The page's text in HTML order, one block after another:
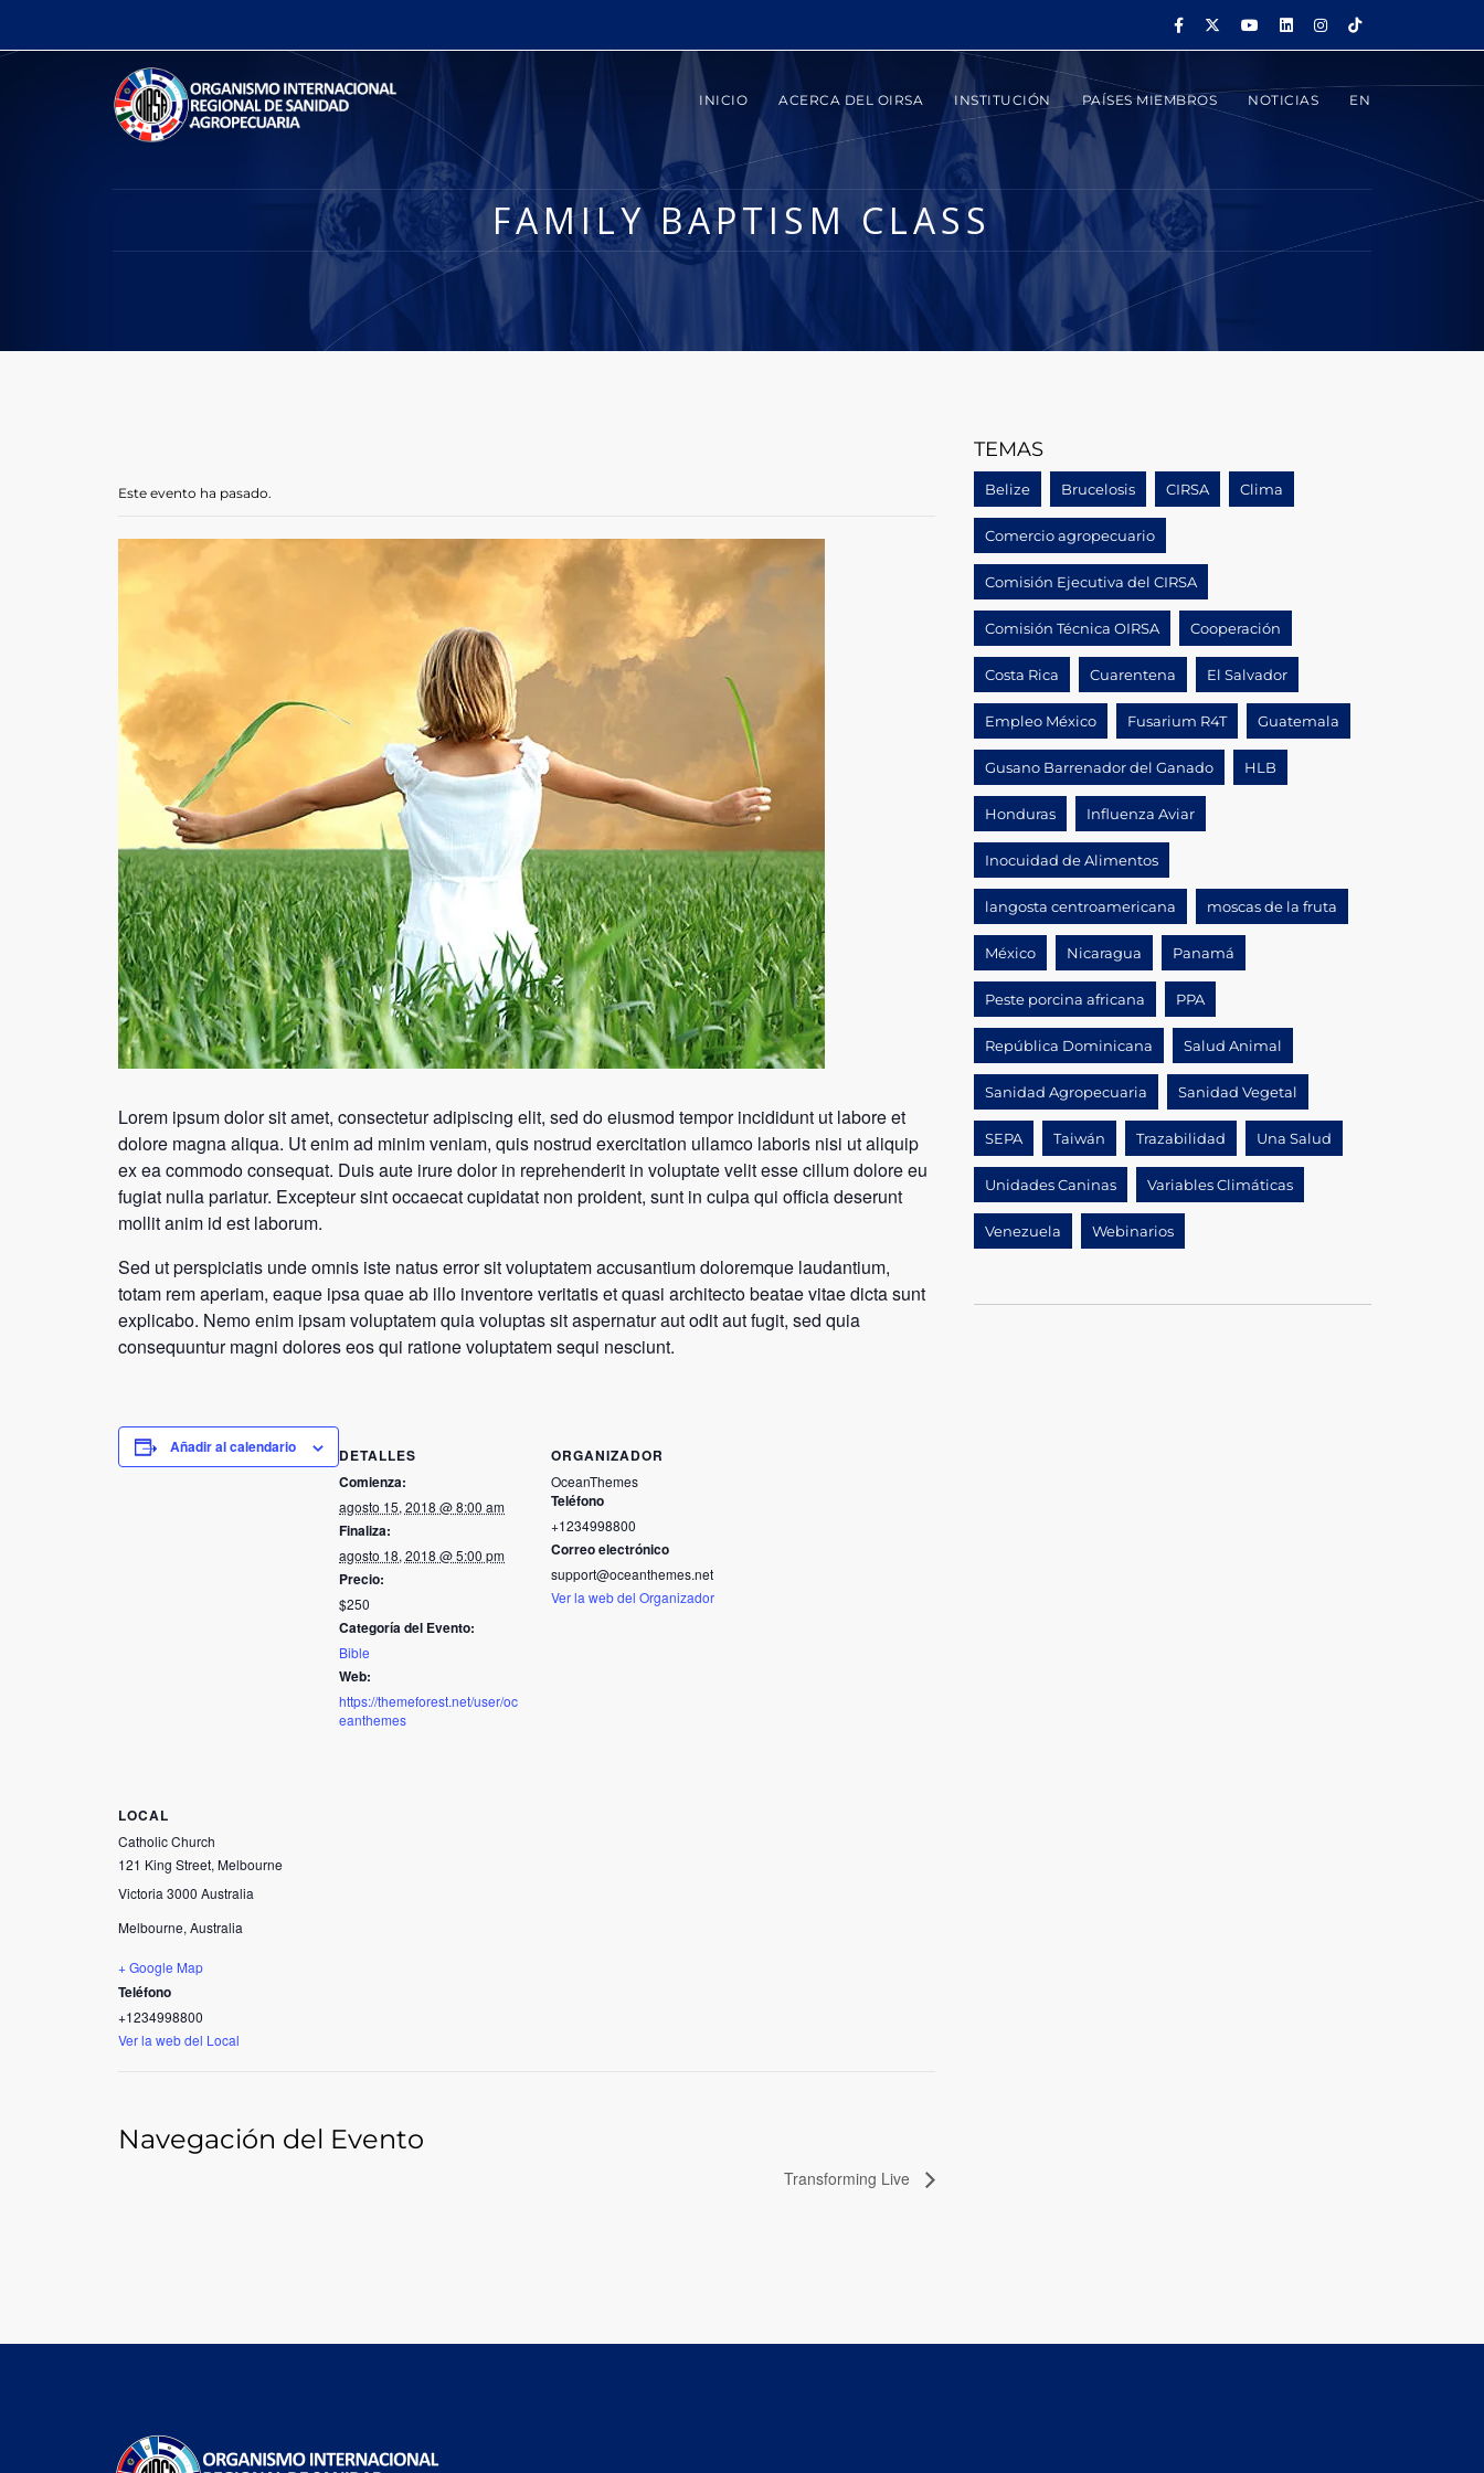
INICIO ACERCA DEL OIRSA INSTITUCIÓN PAÍSES MIEMBROS NOTICIAS EN
FAMILY BAPTISM CLASS
Este evento ha pasado.
Lorem ipsum dolor sit amet, consectetur adipiscing elit, sed do eiusmod tempor incididunt ut labore et
dolore magna aliqua. Ut enim ad minim veniam, quis nostrud exercitation ullamco laboris nisi ut aliquip
ex ea commodo consequat. Duis aute irure dolor in reprehenderit in voluptate velit esse cillum dolore eu
fugiat nulla pariatur. Excepteur sint occaecat cupidatat non proident, sunt in culpa qui officia deserunt
mollit anim id est laborum.
Sed ut perspiciatis unde omnis iste natus error sit voluptatem accusantium doloremque laudantium,
totam rem aperiam, eaque ipsa quae ab illo inventore veritatis et quasi architecto beatae vitae dicta sunt
explicabo. Nemo enim ipsam voluptatem quia voluptas sit aspernatur aut odit aut fugit, sed quia
consequuntur magni dolores eos qui ratione voluptatem sequi nesciunt.
Añadir al calendario
DETALLES
Comienza:
agosto 15, 2018 @ 8:00 am
Finaliza:
agosto 18, 2018 @ 5:00 pm
Precio:
$250
Categoría del Evento:
Bible
Web:
https://themeforest.net/user/oc
eanthemes
ORGANIZADOR
OceanThemes
Teléfono
+1234998800
Correo electrónico
support@oceanthemes.net
Ver la web del Organizador
LOCAL
Catholic Church
121 King Street, Melbourne
Victoria 3000 Australia
Melbourne,Australia
+ Google Map
Teléfono
+1234998800
Ver la web del Local
Navegación del Evento
Transforming Live
TEMAS
Belize Brucelosis CIRSA Clima
Comercio agropecuario
Comisión Ejecutiva del CIRSA
Comisión Técnica OIRSA Cooperación
Costa Rica Cuarentena El Salvador
Empleo México Fusarium R4T Guatemala
Gusano Barrenador del Ganado HLB
Honduras Influenza Aviar
Inocuidad de Alimentos
langosta centroamericana moscas de la fruta
México Nicaragua Panamá
Peste porcina africana PPA
República Dominicana Salud Animal
Sanidad Agropecuaria Sanidad Vegetal
SEPA Taiwán Trazabilidad Una Salud
Unidades Caninas Variables Climáticas
Venezuela Webinarios